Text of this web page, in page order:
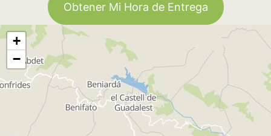
Obtener Mi Hora de Entrega
+
−